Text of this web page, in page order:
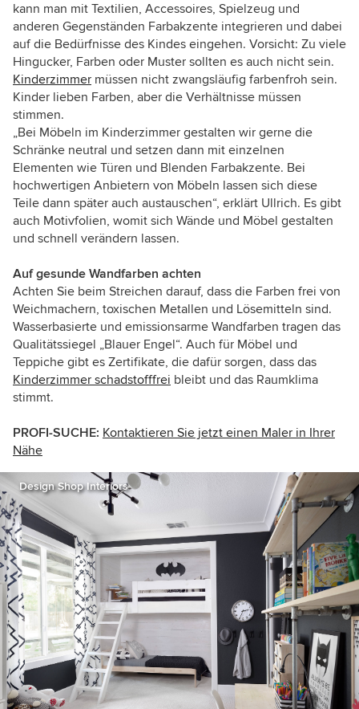
kann man mit Textilien, Accessoires, Spielzeug und
anderen Gegenständen Farbakzente integrieren und dabei
auf die Bedürfnisse des Kindes eingehen. Vorsicht: Zu viele
Hingucker, Farben oder Muster sollten es auch nicht sein.
Kinderzimmer müssen nicht zwangsläufig farbenfroh sein.
Kinder lieben Farben, aber die Verhältnisse müssen
stimmen.
„Bei Möbeln im Kinderzimmer gestalten wir gerne die
Schränke neutral und setzen dann mit einzelnen
Elementen wie Türen und Blenden Farbakzente. Bei
hochwertigen Anbietern von Möbeln lassen sich diese
Teile dann später auch austauschen“, erklärt Ullrich. Es gibt
auch Motivfolien, womit sich Wände und Möbel gestalten
und schnell verändern lassen.
Auf gesunde Wandfarben achten
Achten Sie beim Streichen darauf, dass die Farben frei von
Weichmachern, toxischen Metallen und Lösemitteln sind.
Wasserbasierte und emissionsarme Wandfarben tragen das
Qualitätssiegel „Blauer Engel“. Auch für Möbel und
Teppiche gibt es Zertifikate, die dafür sorgen, dass das
Kinderzimmer schadstofffrei bleibt und das Raumklima
stimmt.
PROFI-SUCHE: Kontaktieren Sie jetzt einen Maler in Ihrer
Nähe
Design Shop Interiors